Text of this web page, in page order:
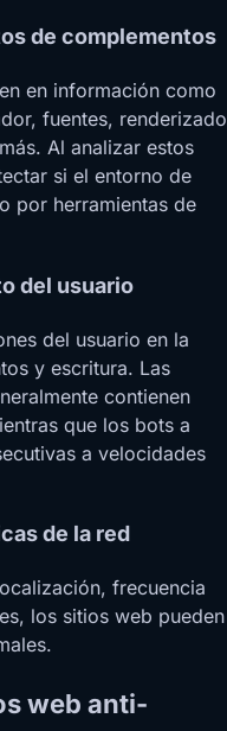
de complementos
en información como
fuentes, renderizado
Al analizar estos
si el entorno de
por herramientas de
del usuario
del usuario en la
y escritura. Las
contienen
que los bots a
a velocidades
de la red
frecuencia
los sitios web pueden
web anti-